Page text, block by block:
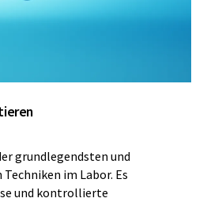
grundlegendsten und
im Labor. Es
und kontrollierte